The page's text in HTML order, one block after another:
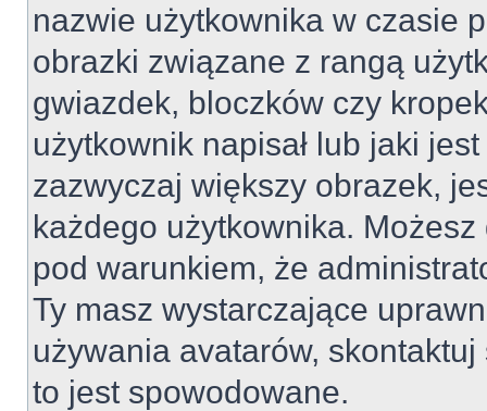
nazwie użytkownika w czasie
obrazki związane z rangą
gwiazdek, bloczków czy
użytkownik napisał lub jaki
zazwyczaj większy obrazek,
każdego użytkownika.
pod warunkiem, że
Ty masz wystarczające
używania avatarów,
to jest spowodowane.